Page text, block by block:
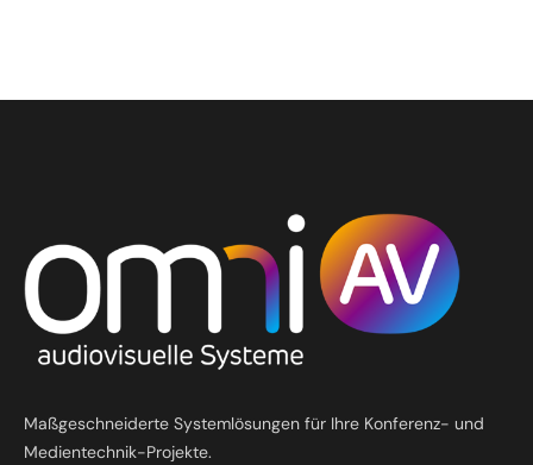
Maßgeschneiderte Systemlösungen für Ihre Konferenz- und
Medientechnik-Projekte.